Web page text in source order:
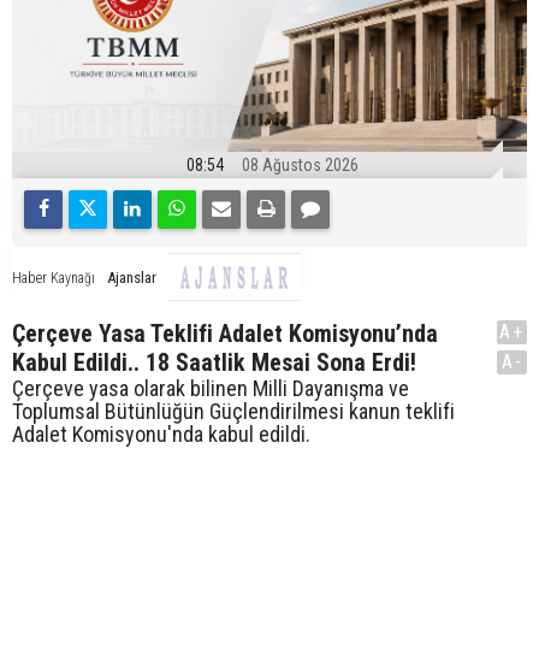
08:54 08 Ağustos 2026
Haber Kaynağı Ajanslar
Çerçeve Yasa Teklifi Adalet Komisyonu’nda
Kabul Edildi.. 18 Saatlik Mesai Sona Erdi!
Çerçeve yasa olarak bilinen Milli Dayanışma ve
Toplumsal Bütünlüğün Güçlendirilmesi kanun teklifi
Adalet Komisyonu'nda kabul edildi.
A+
A-